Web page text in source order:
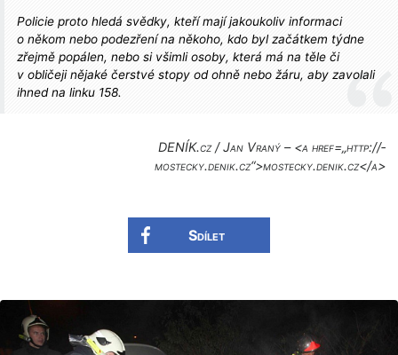
Policie proto hledá svědky, kteří mají jakoukoliv informaci
o někom nebo podezření na někoho, kdo byl začátkem týdne
zřejmě popálen, nebo si všimli osoby, která má na těle či
v obličeji nějaké čerstvé stopy od ohně nebo žáru, aby zavolali
ihned na linku 158.
DENÍK.cz / Jan Vraný – <a href=„http://­
mostecky.denik­.cz“>mostecky­.denik.cz</a>
Sdílet